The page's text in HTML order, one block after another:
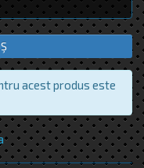
acest produs este